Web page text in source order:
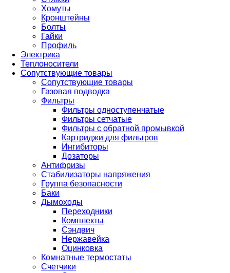
Хомуты
Кронштейны
Болты
Гайки
Профиль
Электрика
Теплоносители
Сопутствующие товары
Сопутствующие товары
Газовая подводка
Фильтры
Фильтры одноступенчатые
Фильтры сетчатые
Фильтры с обратной промывкой
Картриджи для фильтров
Ингибиторы
Дозаторы
Антифризы
Стабилизаторы напряжения
Группа безопасности
Баки
Дымоходы
Переходники
Комплекты
Сэндвич
Нержавейка
Оцинковка
Комнатные термостаты
Счетчики